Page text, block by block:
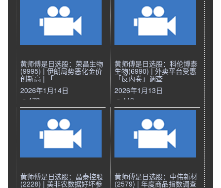
黄师傅是日选股：荣昌生物
(9995) | 伊朗局势恶化金价
创新高 | 「
2026年1月14日
473
黄师傅是日选股：科伦博泰
生物(6990) | 外卖平台受惠
「反内卷」调查
2026年1月13日
449
黄师傅是日选股：晶泰控股
(2228) | 美非农数据好坏参
黄师傅是日选股：中伟新材
(2579) | 年度商品指数调查